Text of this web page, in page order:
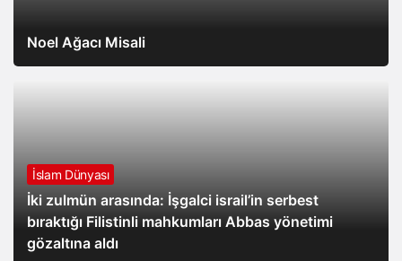
Noel Ağacı Misali
İslam Dünyası
İki zulmün arasında: İşgalci israil’in serbest
bıraktığı Filistinli mahkumları Abbas yönetimi
gözaltına aldı